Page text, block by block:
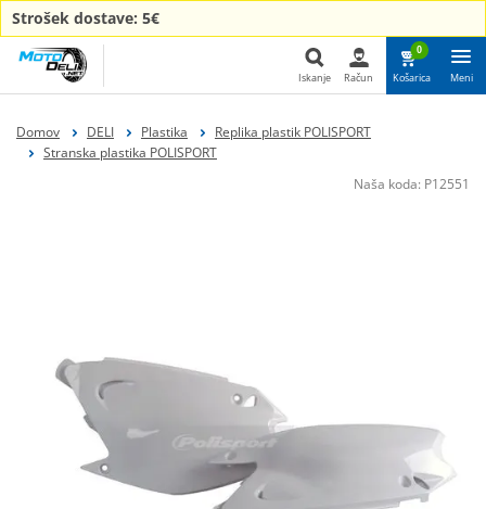
Strošek dostave: 5€
Iskanje Račun
0
Košarica Meni
Domov DELI Plastika
Replika plastik POLISPORT
Stranska plastika POLISPORT
Naša koda: P12551